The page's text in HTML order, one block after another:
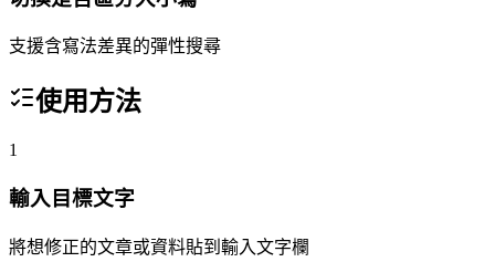
支援含寫法差異的彈性搜尋
使用方法
1
輸入目標文字
將想修正的文章或資料貼到輸入文字欄